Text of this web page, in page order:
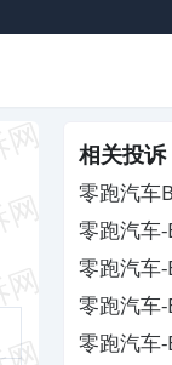
相关投诉
零跑汽车
要求4S店
零跑汽车
零跑汽车
零跑汽车
购车
零跑汽车